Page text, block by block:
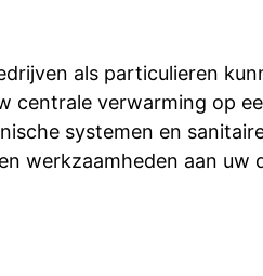
als particulieren
centrale verwarming op
systemen en
werkzaamheden aan uw